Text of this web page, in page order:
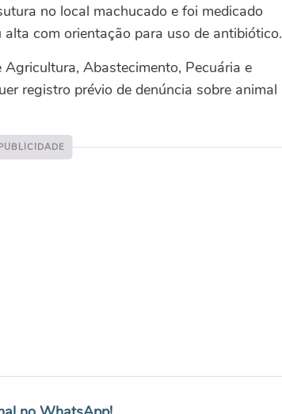
no local machucado e foi medicado
com orientação para uso de antibiótico.
Abastecimento, Pecuária e
registro prévio de denúncia sobre animal